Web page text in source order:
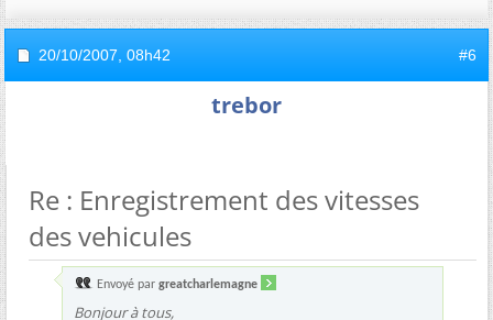
20/10/2007, 08h42 #6
trebor
Re : Enregistrement des vitesses
des vehicules
Envoyé par greatcharlemagne
Bonjour à tous,